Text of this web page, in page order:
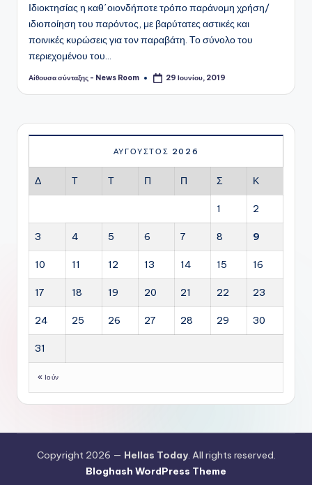
Ιδιοκτησίας η καθ΄οιονδήποτε τρόπο παράνομη χρήση/
ιδιοποίηση του παρόντος, με βαρύτατες αστικές και
ποινικές κυρώσεις για τον παραβάτη. Το σύνολο του
περιεχομένου του…
Συγγραφέας:
Αίθουσα σύνταξης - News Room 29 Ιουνίου, 2019
ΑΎΓΟΥΣΤΟΣ 2026
Δ Τ Τ Π Π Σ Κ
1 2
3 4 5 6 7 8 9
10 11 12 13 14 15 16
17 18 19 20 21 22 23
24 25 26 27 28 29 30
31
« Ιούν
Copyright 2026 — Hellas Today. All rights reserved.
Bloghash WordPress Theme